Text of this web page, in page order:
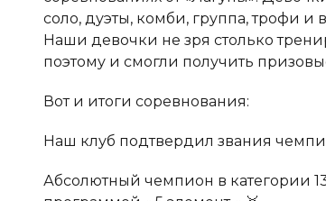
соло, дуэты, комби, группа, трофи и
Наши девочки не зря столько
поэтому и смогли получить
Вот и итоги соревнования:
Наш клуб подтвердил звания
Абсолютный чемпион в категории